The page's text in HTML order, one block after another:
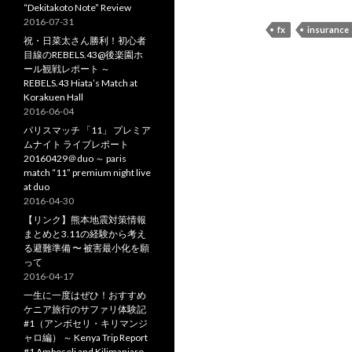
fx insurance
“Dekitakoto Note” Review
2016-07-31
祝・日菜太さん勝利！初心者
目線のREBELS.43@後楽園ホ
ール観戦レポート ～
REBELS.43 Hiata’s Match at
Korakuen Hall
2016-06-04
パリスマッチ 「11」 プレミア
ムナイト ライブレポート
20160429＠duo ～ paris
match “11” premium night live
at duo
2016-04-30
【リンク】熊本地震対策情報
まとめと3.11の経験から考え
る避難準備 〜 被害最小化を願
って
2016-04-17
一生に一度はぜひ！おすすめ
ケニア旅行のサファリ体験記
#1（アンボセリ・キリマンジ
ャロ編） ～ Kenya Trip Report